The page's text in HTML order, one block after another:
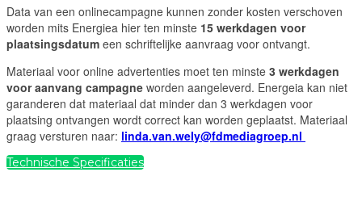
Data van een onlinecampagne kunnen zonder kosten verschoven
worden mits Energiea hier ten minste 15 werkdagen voor
plaatsingsdatum een schriftelijke aanvraag voor ontvangt.
Materiaal voor online advertenties moet ten minste 3 werkdagen
voor aanvang campagne worden aangeleverd. Energeia kan niet
garanderen dat materiaal dat minder dan 3 werkdagen voor
plaatsing ontvangen wordt correct kan worden geplaatst. Materiaal
graag versturen naar: linda.van.wely@fdmediagroep.nl
Technische Specificaties